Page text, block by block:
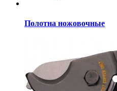
Полотна ножовочные